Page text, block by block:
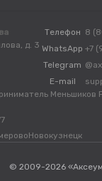
д. 3
Телефон 8
WhatsApp +7
Telegram
E-mail
Меньшиков
Новокузнецк
© 2009-2026